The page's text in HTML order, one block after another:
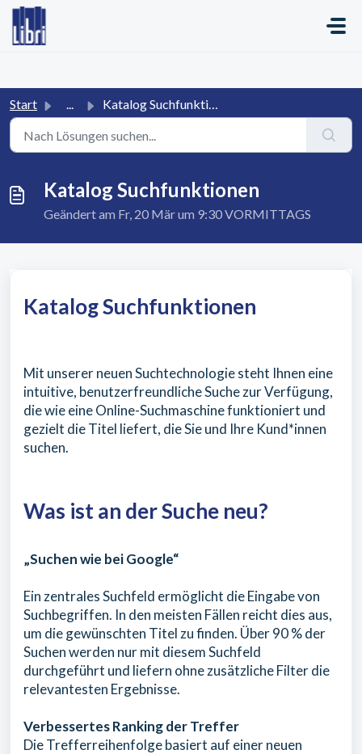
Zum hauptsächlichen Inhalt gehen
Start ... Katalog Suchfunktionen
Katalog Suchfunktionen
Geändert am Fr, 20 Mär um 9:30 VORMITTAGS
Katalog Suchfunktionen
Mit unserer neuen Suchtechnologie steht Ihnen eine
intuitive, benutzerfreundliche Suche zur Verfügung,
die wie eine Online-Suchmaschine funktioniert und
gezielt die Titel liefert, die Sie und Ihre Kund*innen
suchen.
Was ist an der Suche neu?
„Suchen wie bei Google“
Ein zentrales Suchfeld ermöglicht die Eingabe von
Suchbegriffen. In den meisten Fällen reicht dies aus,
um die gewünschten Titel zu finden. Über 90 % der
Suchen werden nur mit diesem Suchfeld
durchgeführt und liefern ohne zusätzliche Filter die
relevantesten Ergebnisse.
Verbessertes Ranking der Treffer
Die Trefferreihenfolge basiert auf einer neuen